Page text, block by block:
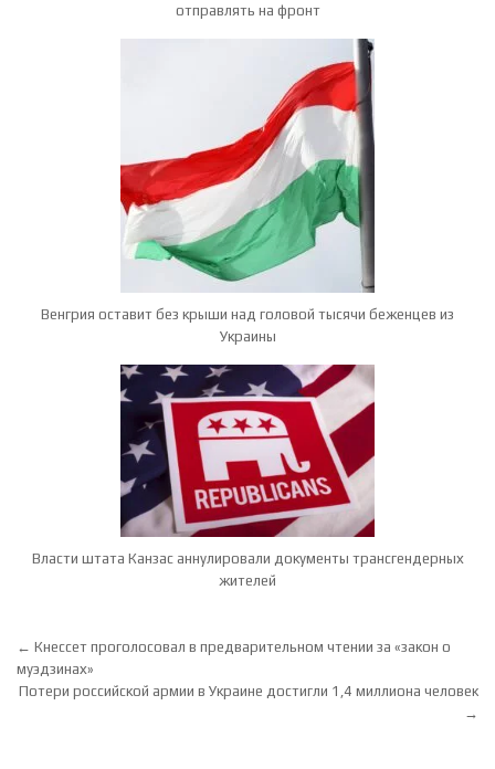
отправлять на фронт
Венгрия оставит без крыши над головой тысячи беженцев из
Украины
Власти штата Канзас аннулировали документы трансгендерных
жителей
Навигация по записям
← Кнессет проголосовал в предварительном чтении за «закон о
муэдзинах»
Потери российской армии в Украине достигли 1,4 миллиона человек
→